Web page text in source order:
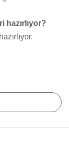
hazırlıyor?